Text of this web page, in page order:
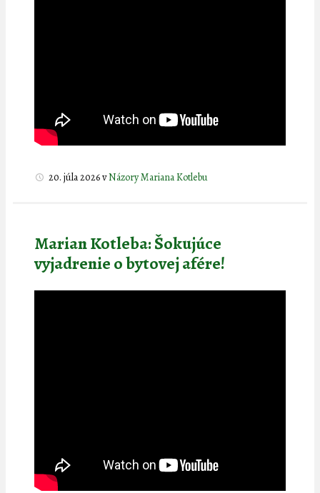
20. júla 2026vNázory Mariana Kotlebu
Marian Kotleba: Šokujúce
vyjadrenie o bytovej afére!